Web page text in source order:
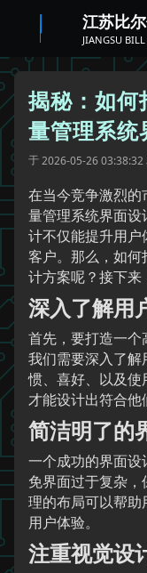
江苏比
JIANGSU
揭秘：如何
量管理系统
于2026-05-26 03:38:32
在当今竞争激烈
量管理系统界面
计不仅能提升用
客户。那么，如
计方案呢？接下来
深入了解用
首先，要打造一个
我们需要深入了解
惯、喜好、以及使
才能设计出符合他
简洁明了的
一个成功的界面
免界面过于复杂
理的布局可以帮
用户体验。
注重视觉设